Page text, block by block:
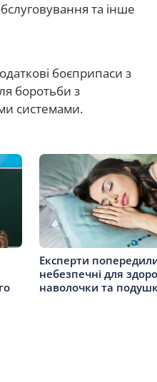
та інше
боєприпаси з
боротьби з
системами.
Експерти
небезпечні для
наволочки та